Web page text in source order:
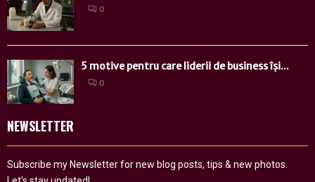
0
5 motive pentru care liderii de business își...
0
NEWSLETTER
Subscribe my Newsletter for new blog posts, tips & new photos.